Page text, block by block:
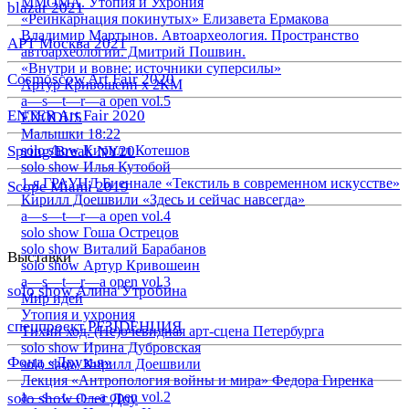
blazar 2021
АРТ Москва 2021
Cosmoscow Art Fair 2020
ENTER Art Fair 2020
Spring/Break NY20
Scope Miami 2019
Выставки
solo show Алина Утробина
спецпроект РЕЗIDЕНЦИЯ
Фонд «Друзья»
solo show Олег Доу
«Реинкарнация покинутых» Елизавета Ермакова
Владимир Мартынов. Автоархеология. Пространство
автоархеологии. Дмитрий Пошвин.
«Внутри и вовне: источники суперсилы»
Артур Кривошеин х 2КМ
a—s—t—r—a open vol.5
EXODUS
Малышки 18:22
solo show Кирилл Котешов
solo show Илья Кутобой
1-я ГРАУНД Биеннале «Текстиль в современном искусстве»
Кирилл Доешвили «Здесь и сейчас навсегда»
a—s—t—r—a open vol.4
solo show Гоша Острецов
solo show Виталий Барабанов
solo show Артур Кривошеин
a—s—t—r—a open vol.3
Мир идей
Утопия и ухрония
Тихий ход. (Не)очевидная арт-сцена Петербурга
solo show Ирина Дубровская
solo show Кирилл Доешвили
Лекция «Антропология войны и мира» Федора Гиренка
a—s—t—r—a open vol.2